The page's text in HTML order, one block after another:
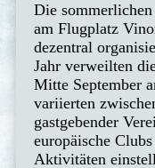
Die
am Flugplatz
dezentral
Jahr verweilten
Mitte September
variierten
gastgebender
europäische
Aktivitäten